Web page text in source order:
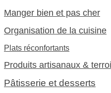
Manger bien et pas cher
Organisation de la cuisine
Plats réconfortants
Produits artisanaux &
Pâtisserie et desserts